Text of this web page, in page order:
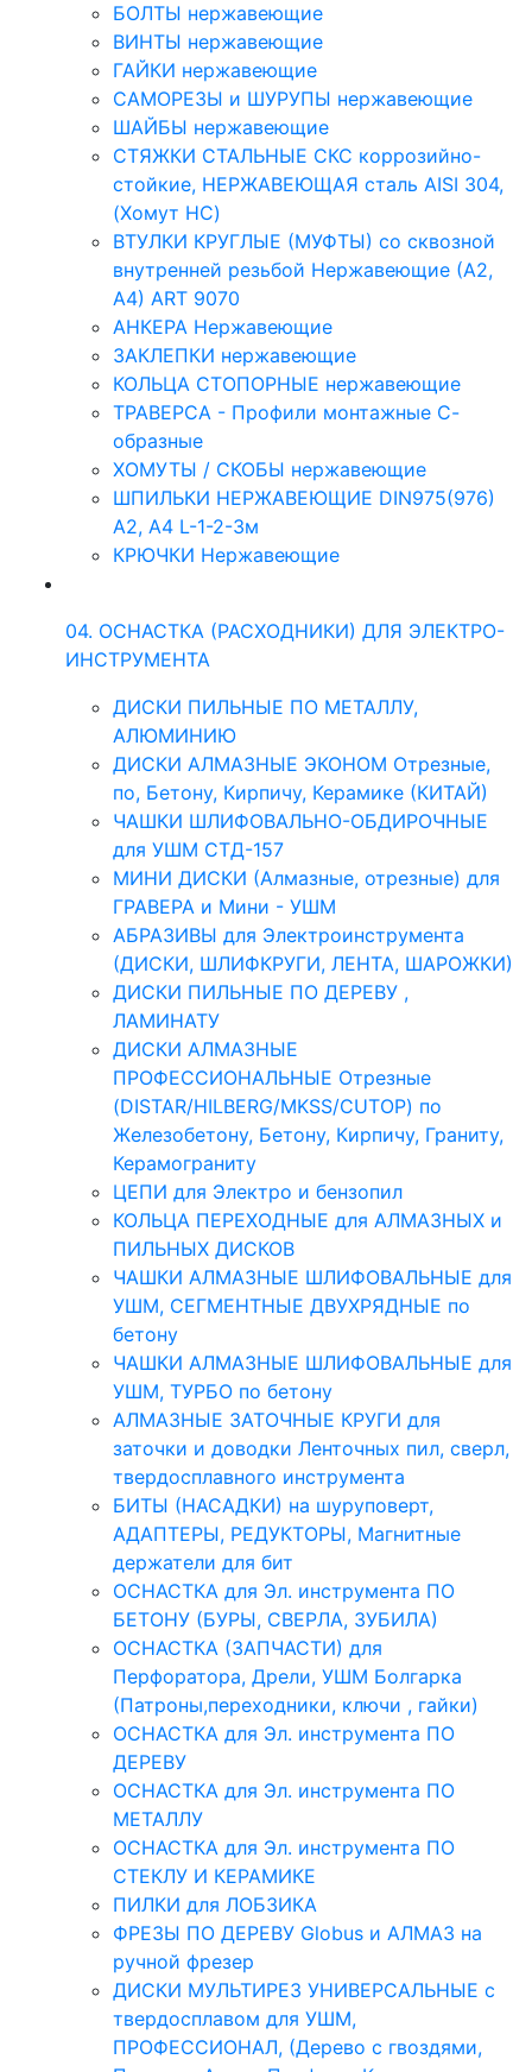
БОЛТЫ нержавеющие
ВИНТЫ нержавеющие
ГАЙКИ нержавеющие
САМОРЕЗЫ и ШУРУПЫ нержавеющие
ШАЙБЫ нержавеющие
СТЯЖКИ СТАЛЬНЫЕ СКС коррозийно-
стойкие, НЕРЖАВЕЮЩАЯ сталь AISI 304,
(Хомут НС)
ВТУЛКИ КРУГЛЫЕ (МУФТЫ) со сквозной
внутренней резьбой Нержавеющие (А2,
А4) ART 9070
АНКЕРА Нержавеющие
ЗАКЛЕПКИ нержавеющие
КОЛЬЦА СТОПОРНЫЕ нержавеющие
ТРАВЕРСА - Профили монтажные С-
образные
ХОМУТЫ / СКОБЫ нержавеющие
ШПИЛЬКИ НЕРЖАВЕЮЩИЕ DIN975(976)
A2, А4 L-1-2-3м
КРЮЧКИ Нержавеющие
04. ОСНАСТКА (РАСХОДНИКИ) ДЛЯ ЭЛЕКТРО-
ИНСТРУМЕНТА
ДИСКИ ПИЛЬНЫЕ ПО МЕТАЛЛУ,
АЛЮМИНИЮ
ДИСКИ АЛМАЗНЫЕ ЭКОНОМ Отрезные,
по, Бетону, Кирпичу, Керамике (КИТАЙ)
ЧАШКИ ШЛИФОВАЛЬНО-ОБДИРОЧНЫЕ
для УШМ СТД-157
МИНИ ДИСКИ (Алмазные, отрезные) для
ГРАВЕРА и Мини - УШМ
АБРАЗИВЫ для Электроинструмента
(ДИСКИ, ШЛИФКРУГИ, ЛЕНТА, ШАРОЖКИ)
ДИСКИ ПИЛЬНЫЕ ПО ДЕРЕВУ ,
ЛАМИНАТУ
ДИСКИ АЛМАЗНЫЕ
ПРОФЕССИОНАЛЬНЫЕ Отрезные
(DISTAR/HILBERG/MKSS/CUTOP) по
Железобетону, Бетону, Кирпичу, Граниту,
Керамограниту
ЦЕПИ для Электро и бензопил
КОЛЬЦА ПЕРЕХОДНЫЕ для АЛМАЗНЫХ и
ПИЛЬНЫХ ДИСКОВ
ЧАШКИ АЛМАЗНЫЕ ШЛИФОВАЛЬНЫЕ для
УШМ, СЕГМЕНТНЫЕ ДВУХРЯДНЫЕ по
бетону
ЧАШКИ АЛМАЗНЫЕ ШЛИФОВАЛЬНЫЕ для
УШМ, ТУРБО по бетону
АЛМАЗНЫЕ ЗАТОЧНЫЕ КРУГИ для
заточки и доводки Ленточных пил, сверл,
твердосплавного инструмента
БИТЫ (НАСАДКИ) на шуруповерт,
АДАПТЕРЫ, РЕДУКТОРЫ, Магнитные
держатели для бит
ОСНАСТКА для Эл. инструмента ПО
БЕТОНУ (БУРЫ, СВЕРЛА, ЗУБИЛА)
ОСНАСТКА (ЗАПЧАСТИ) для
Перфоратора, Дрели, УШМ Болгарка
(Патроны,переходники, ключи , гайки)
ОСНАСТКА для Эл. инструмента ПО
ДЕРЕВУ
ОСНАСТКА для Эл. инструмента ПО
МЕТАЛЛУ
ОСНАСТКА для Эл. инструмента ПО
СТЕКЛУ И КЕРАМИКЕ
ПИЛКИ для ЛОБЗИКА
ФРЕЗЫ ПО ДЕРЕВУ Globus и АЛМАЗ на
ручной фрезер
ДИСКИ МУЛЬТИРЕЗ УНИВЕРСАЛЬНЫЕ с
твердосплавом для УШМ,
ПРОФЕССИОНАЛ, (Дерево с гвоздями,